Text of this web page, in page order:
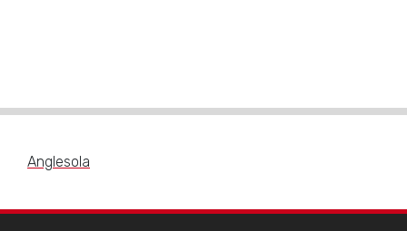
Anglesola